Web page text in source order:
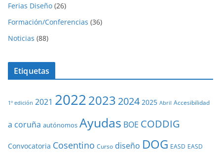
Ferias Diseño (26)
Formación/Conferencias (36)
Noticias (88)
Etiquetas
1º edición 2021 20222023 2024 2025 Abril Accesibilidad
a coruña autónomos Ayudas BOE CODDIG
Convocatoria Cosentino Curso diseño DOG EASD EASD